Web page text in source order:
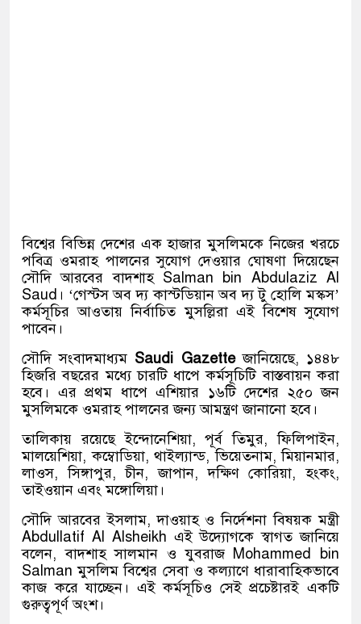
বিশ্বের বিভিন্ন দেশের এক হাজার মুসলিমকে নিজের খরচে
পবিত্র ওমরাহ পালনের সুযোগ দেওয়ার ঘোষণা দিয়েছেন
সৌদি আরবের বাদশাহ Salman bin Abdulaziz Al
Saud । ‘গেস্টস অব দ্য কাস্টডিয়ান অব দ্য টু হোলি মস্কস’
কর্মসূচির আওতায় নির্বাচিত মুসল্লিরা এই বিশেষ সুযোগ
পাবেন।
সৌদি সংবাদমাধ্যম Saudi Gazetteজানিয়েছে, ১৪৪৮
হিজরি বছরের মধ্যে চারটি ধাপে কর্মসূচিটি বাস্তবায়ন করা
হবে। এর প্রথম ধাপে এশিয়ার ১৬টি দেশের ২৫০ জন
মুসলিমকে ওমরাহ পালনের জন্য আমন্ত্রণ জানানো হবে।
তালিকায় রয়েছে ইন্দোনেশিয়া, পূর্ব তিমুর, ফিলিপাইন,
মালয়েশিয়া, কম্বোডিয়া, থাইল্যান্ড, ভিয়েতনাম, মিয়ানমার,
লাওস, সিঙ্গাপুর, চীন, জাপান, দক্ষিণ কোরিয়া, হংকং,
তাইওয়ান এবং মঙ্গোলিয়া।
সৌদি আরবের ইসলাম, দাওয়াহ ও নির্দেশনা বিষয়ক মন্ত্রী
Abdullatif Al Alsheikh এই উদ্যোগকে স্বাগত জানিয়ে
বলেন, বাদশাহ সালমান ও যুবরাজ Mohammed bin
Salman মুসলিম বিশ্বের সেবা ও কল্যাণে ধারাবাহিকভাবে
কাজ করে যাচ্ছেন। এই কর্মসূচিও সেই প্রচেষ্টারই একটি
গুরুত্বপূর্ণ অংশ।